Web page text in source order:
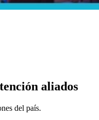
aliados
del país.